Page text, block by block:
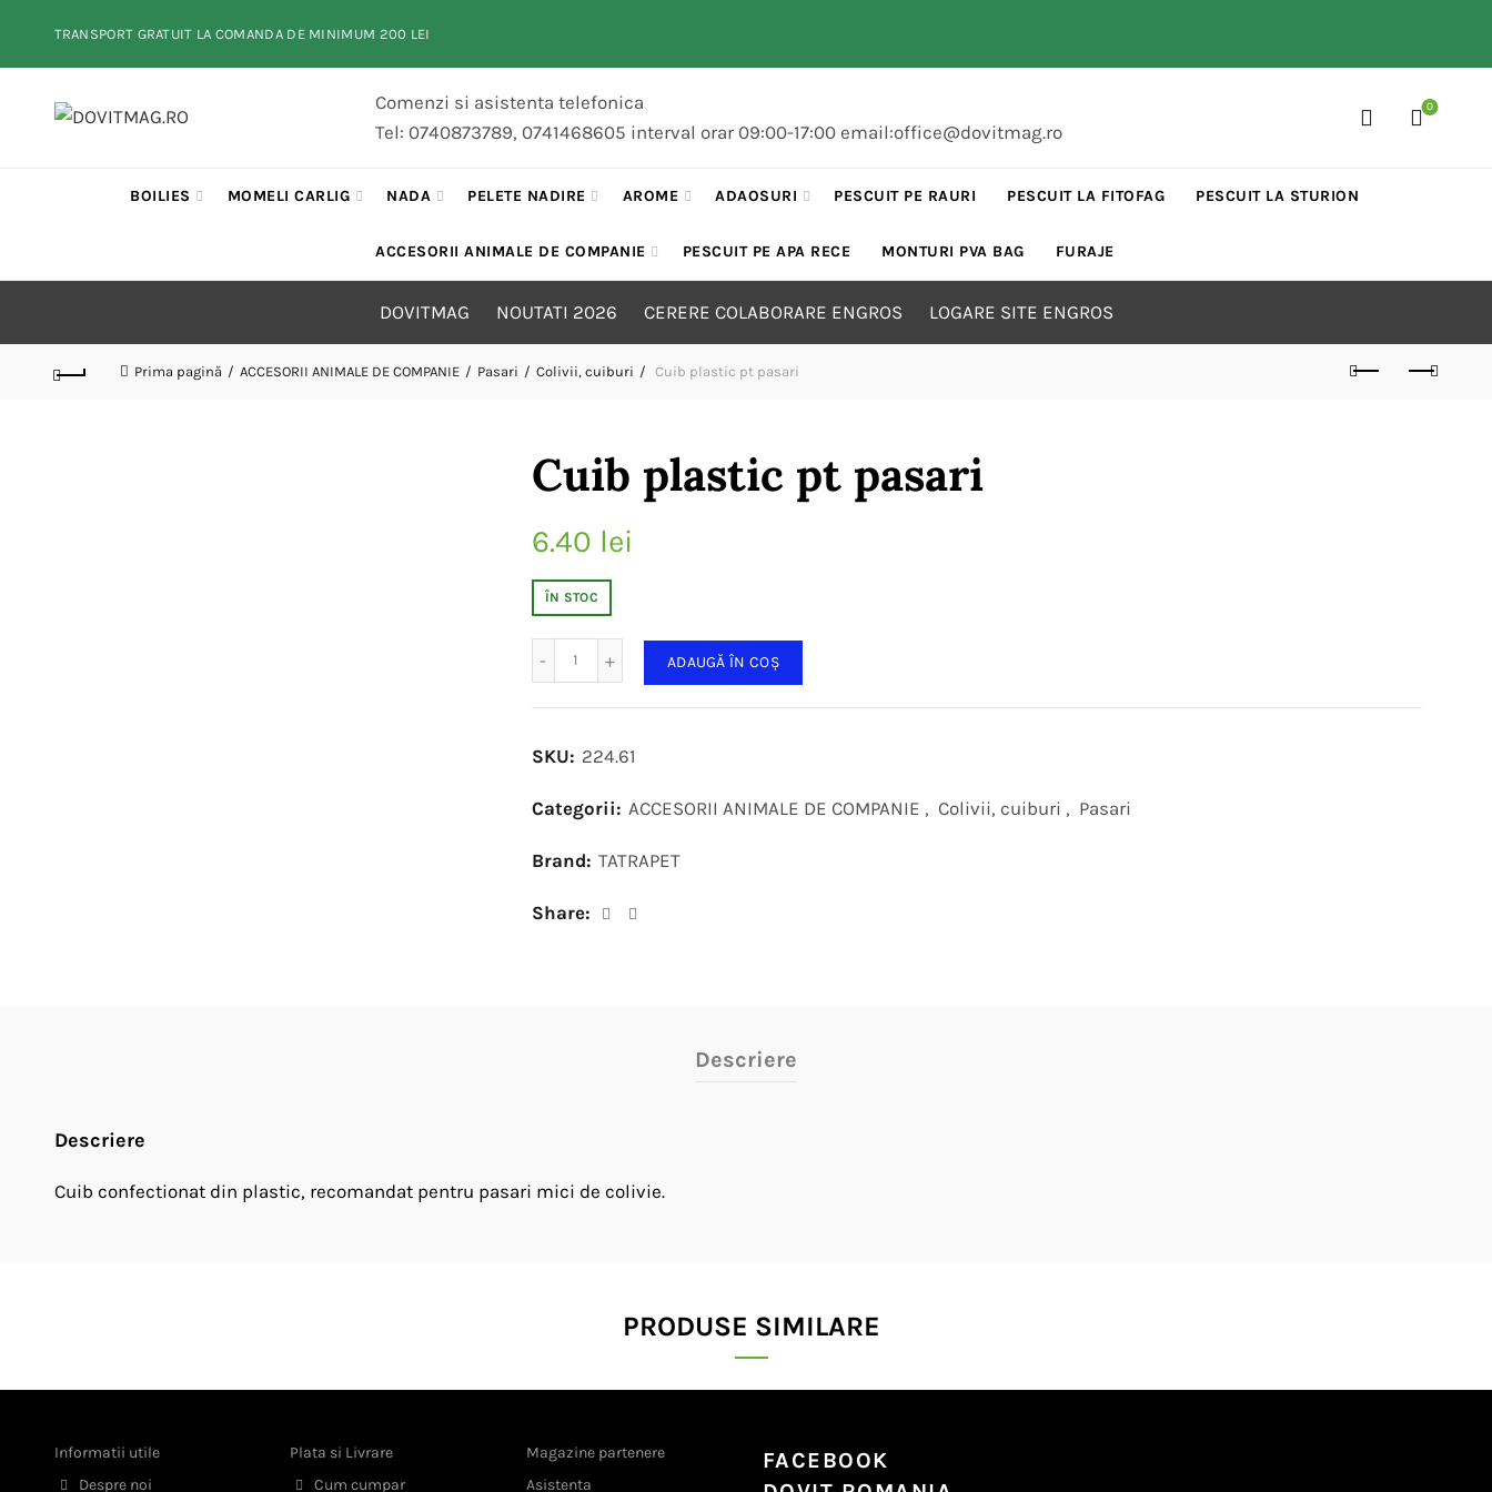
TRANSPORT GRATUIT LA COMANDA DE MINIMUM 200 LEI
Comenzi si asistenta telefonica
Tel: 0740873789, 0741468605 interval orar 09:00-17:00 email:office@dovitmag.ro
0
BOILIES MOMELI CARLIG NADA PELETE NADIRE AROME ADAOSURI PESCUIT PE RAURI PESCUIT LA FITOFAG PESCUIT LA STURION
ACCESORII ANIMALE DE COMPANIE PESCUIT PE APA RECE MONTURI PVA BAG FURAJE
DOVITMAG NOUTATI 2026 CERERE COLABORARE ENGROS LOGARE SITE ENGROS
Prima pagină ACCESORII ANIMALE DE COMPANIE Pasari Colivii, cuiburi Cuib plastic pt pasari
Cuib plastic pt pasari
6.40 lei
ÎN STOC
ADAUGĂ ÎN COȘ
SKU: 224.61
Categorii: ACCESORII ANIMALE DE COMPANIE , Colivii, cuiburi , Pasari
Brand: TATRAPET
Share
Descriere
Descriere
Cuib confectionat din plastic, recomandat pentru pasari mici de colivie.
PRODUSE SIMILARE
Informatii utile
Despre noi
Plata si Livrare
Cum cumpar
Magazine partenere
Asistenta
FACEBOOK